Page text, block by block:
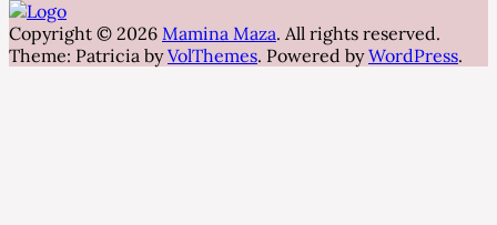
Copyright © 2026 Mamina Maza. All rights reserved.
Theme: Patricia byVolThemes. Powered byWordPress.